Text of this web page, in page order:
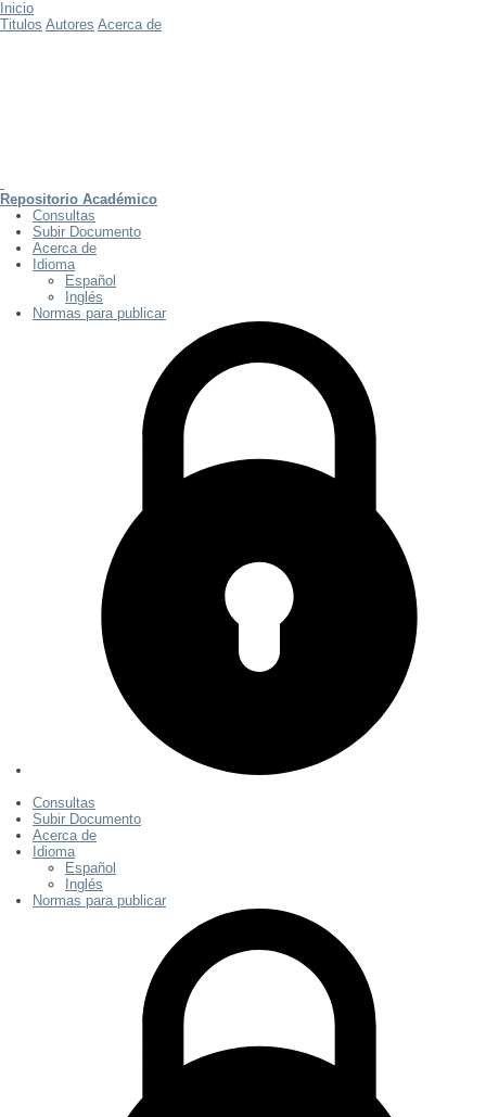
Inicio
Titulos Autores Acerca de
Repositorio Académico
Consultas
Subir Documento
Acerca de
Idioma
Español
Inglés
Normas para publicar
Consultas
Subir Documento
Acerca de
Idioma
Español
Inglés
Normas para publicar